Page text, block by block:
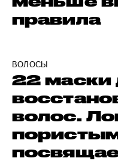
правила
ВОЛОСЫ
22 маски
волос.